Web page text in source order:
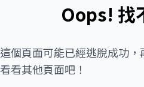
Oops! 找
這個頁面可能已經逃脫成功
看看其他頁面吧！